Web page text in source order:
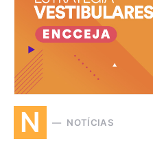
N NOTÍCIAS